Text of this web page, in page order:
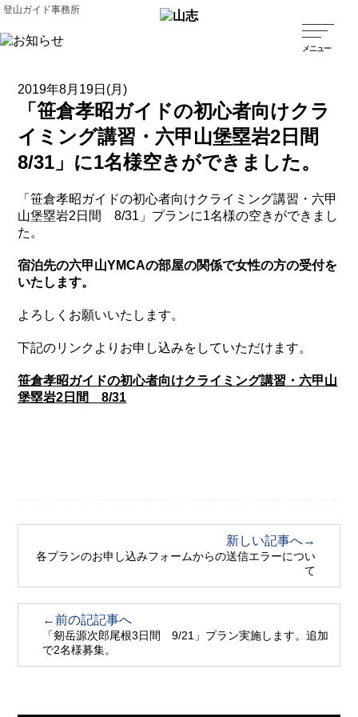
登山ガイド事務所
2019年8月19日(月)
「笹倉孝昭ガイドの初心者向けクラ
イミング講習・六甲山堡塁岩2日間
8/31」に1名様空きができました。
「笹倉孝昭ガイドの初心者向けクライミング講習・六甲
山堡塁岩2日間 8/31」プランに1名様の空きができまし
た。
宿泊先の六甲山YMCAの部屋の関係で女性の方の受付を
いたします。
よろしくお願いいたします。
下記のリンクよりお申し込みをしていただけます。
笹倉孝昭ガイドの初心者向けクライミング講習・六甲山
堡塁岩2日間 8/31
新しい記事へ→
各プランのお申し込みフォームからの送信エラーについ
て
←前の記記事へ
「剱岳源次郎尾根3日間 9/21」プラン実施します。追加
で2名様募集。